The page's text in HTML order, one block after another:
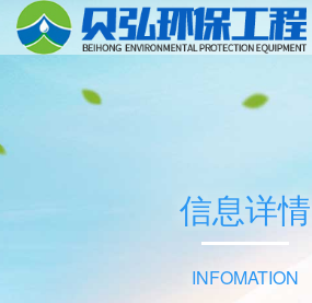
信息详情
INFOMATION